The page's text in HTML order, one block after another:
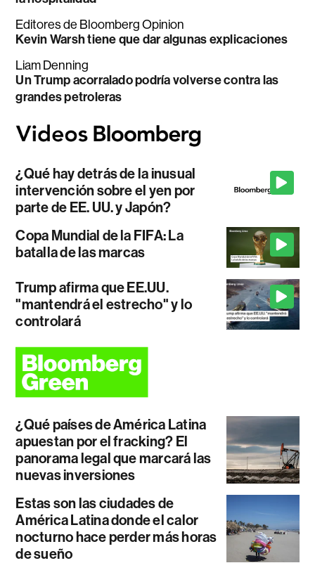
Editores de Bloomberg Opinion
Kevin Warsh tiene que dar algunas explicaciones
Liam Denning
Un Trump acorralado podría volverse contra las
grandes petroleras
¿Qué hay detrás de la inusual
intervención sobre el yen por
parte de EE. UU. y Japón?
Copa Mundial de la FIFA: La
batalla de las marcas
Trump afirma que EE.UU.
"mantendrá el estrecho" y lo
controlará
¿Qué países de América Latina
apuestan por el fracking? El
panorama legal que marcará las
nuevas inversiones
Estas son las ciudades de
América Latina donde el calor
nocturno hace perder más horas
de sueño